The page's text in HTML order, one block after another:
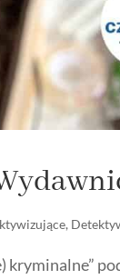
,